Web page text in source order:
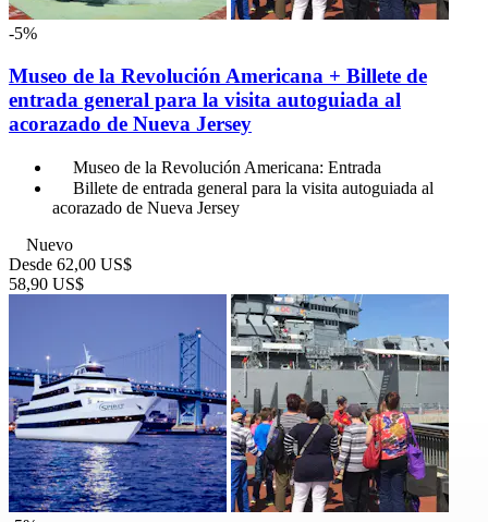
-5%
Museo de la Revolución Americana + Billete de
entrada general para la visita autoguiada al
acorazado de Nueva Jersey
Museo de la Revolución Americana: Entrada
Billete de entrada general para la visita autoguiada al
acorazado de Nueva Jersey
Nuevo
Desde 62,00 US$
58,90 US$